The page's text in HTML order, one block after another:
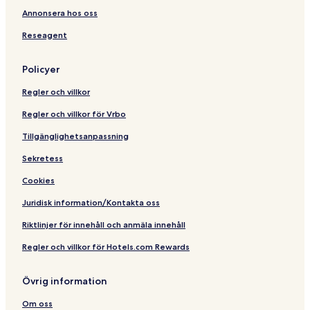
t
n
n
e
n
e
S
a
Annonsera hos oss
Reseagent
Policyer
Regler och villkor
Regler och villkor för Vrbo
Tillgänglighetsanpassning
Sekretess
Cookies
Juridisk information/Kontakta oss
Riktlinjer för innehåll och anmäla innehåll
Regler och villkor för Hotels.com Rewards
Övrig information
Om oss